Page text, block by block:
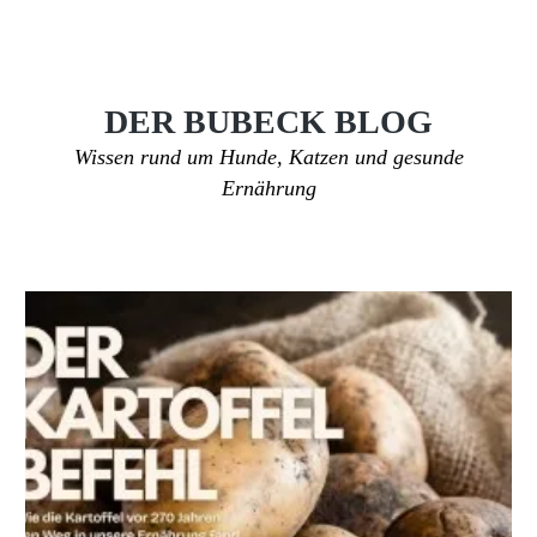
DER BUBECK BLOG
Wissen rund um Hunde, Katzen und gesunde
Ernährung